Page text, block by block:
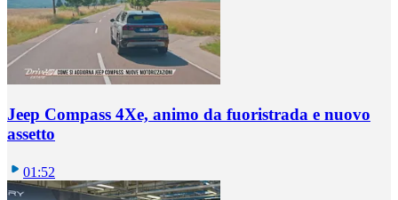
Jeep Compass 4Xe, animo da fuoristrada e nuovo
assetto
01:52